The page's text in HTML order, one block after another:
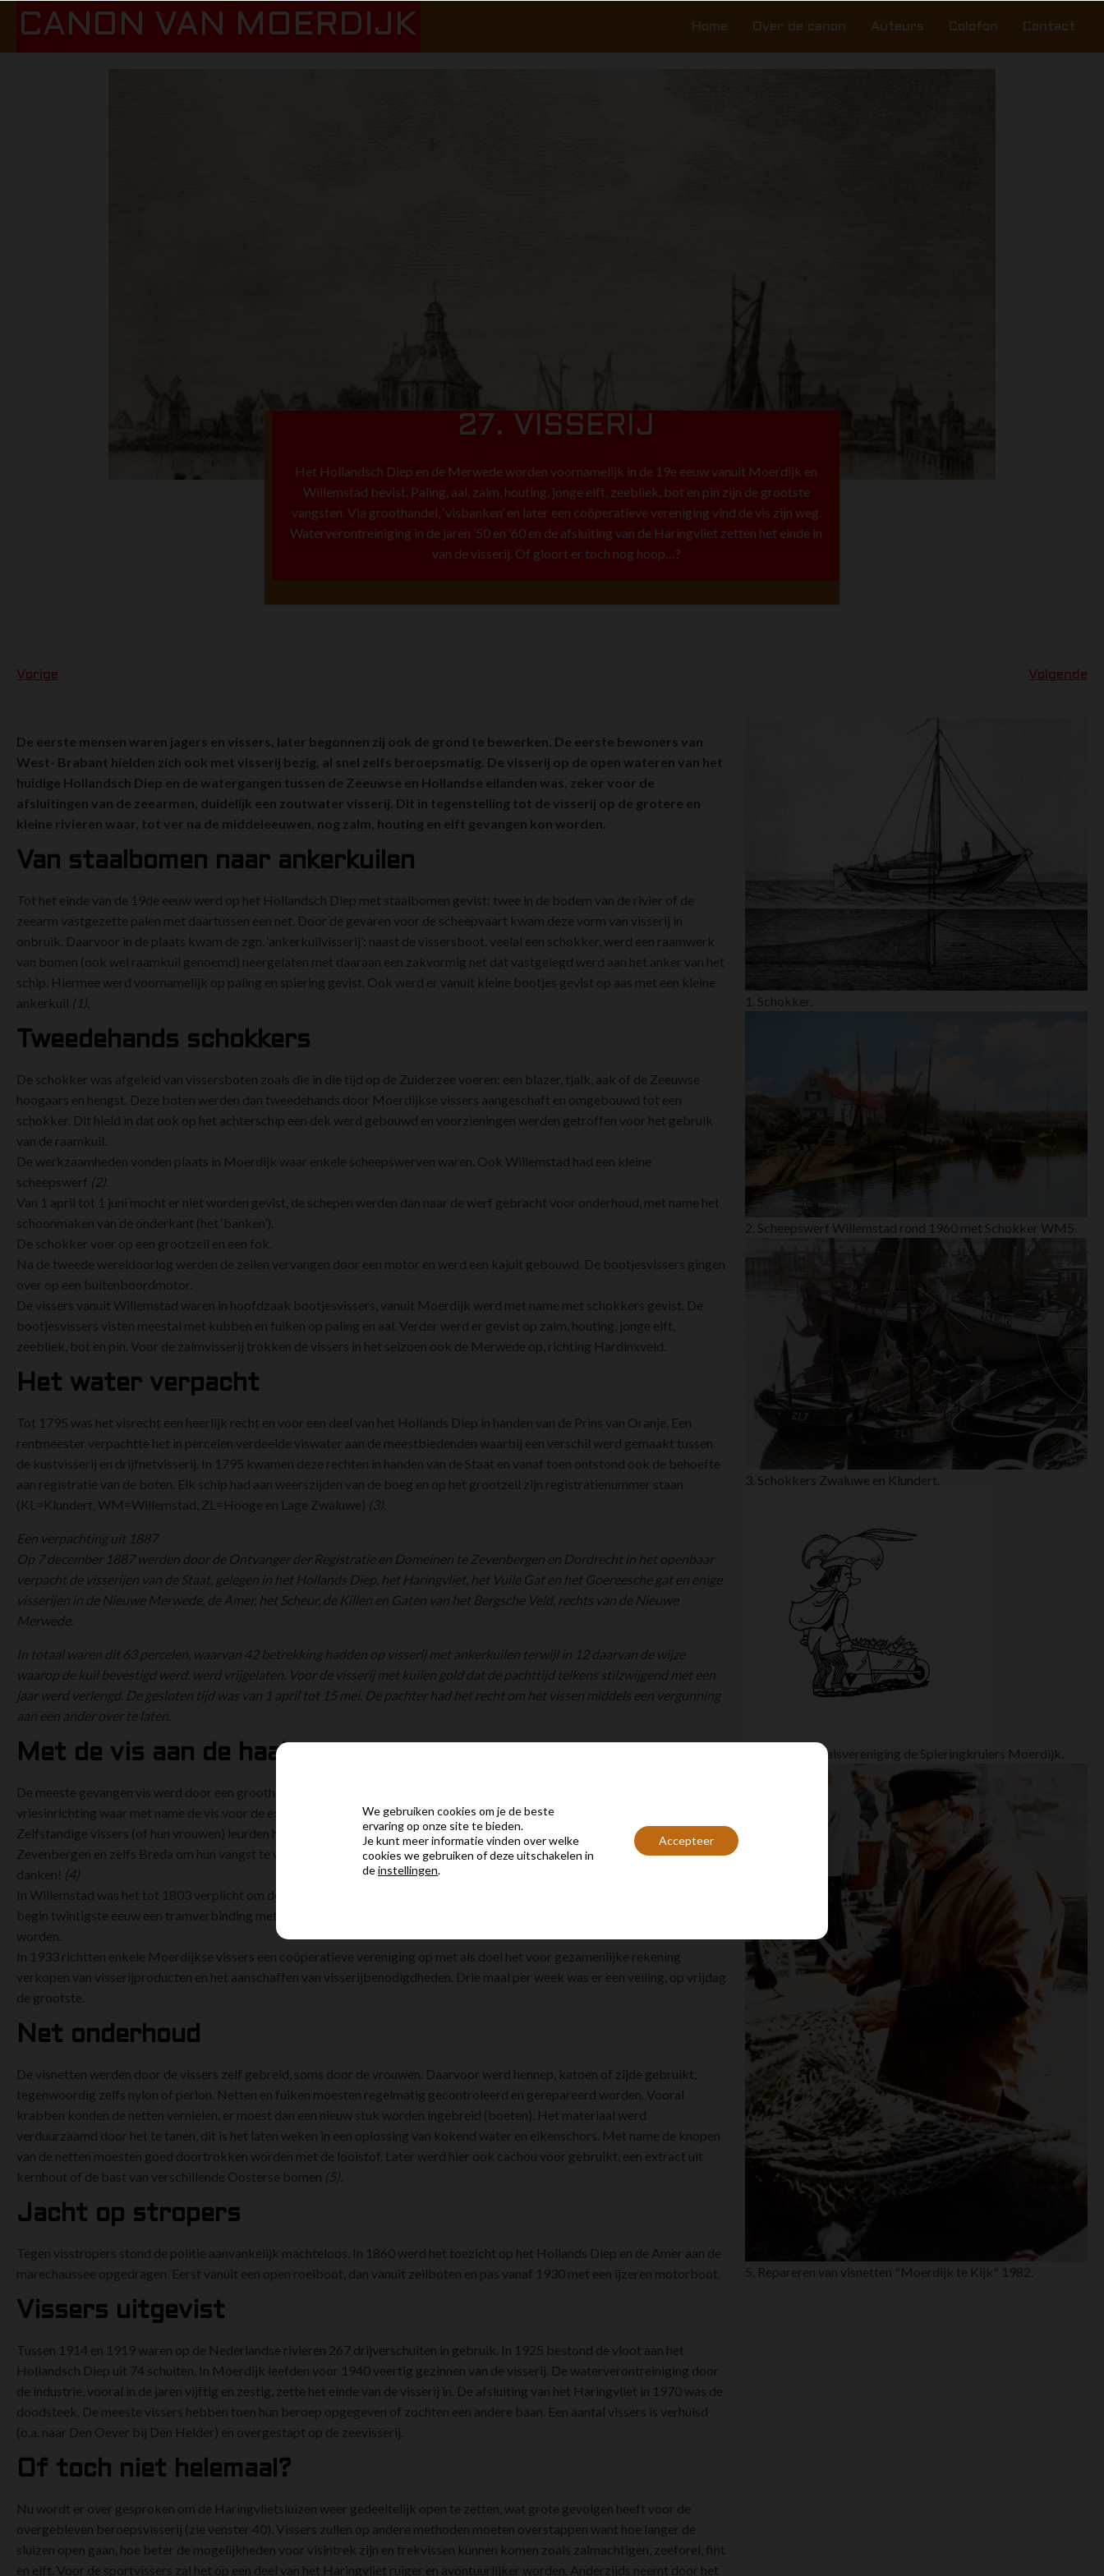
CANON VAN MOERDIJK Home Over de canon Auteurs Colofon Contact
27. VISSERIJ
Het Hollandsch Diep en de Merwede worden voornamelijk in de 19e eeuw vanuit Moerdijk en
Willemstad bevist. Paling, aal, zalm, houting, jonge elft, zeebliek, bot en pin zijn de grootste
vangsten. Via groothandel, ‘visbanken’ en later een coöperatieve vereniging vind de vis zijn weg.
Waterverontreiniging in de jaren ’50 en ’60 en de afsluiting van de Haringvliet zetten het einde in
van de visserij. Of gloort er toch nog hoop…?
Vorige Volgende
De eerste mensen waren jagers en vissers, later begonnen zij ook de grond te bewerken. De eerste bewoners van
West- Brabant hielden zich ook met visserij bezig, al snel zelfs beroepsmatig. De visserij op de open wateren van het
huidige Hollandsch Diep en de watergangen tussen de Zeeuwse en Hollandse eilanden was, zeker voor de
afsluitingen van de zeearmen, duidelijk een zoutwater visserij. Dit in tegenstelling tot de visserij op de grotere en
kleine rivieren waar, tot ver na de middeleeuwen, nog zalm, houting en elft gevangen kon worden.
Van staalbomen naar ankerkuilen
Tot het einde van de 19de eeuw werd op het Hollandsch Diep met staalbomen gevist: twee in de bodem van de rivier of de
zeearm vastgezette palen met daartussen een net. Door de gevaren voor de scheepvaart kwam deze vorm van visserij in
onbruik. Daarvoor in de plaats kwam de zgn. ‘ankerkuilvisserij’: naast de vissersboot, veelal een schokker, werd een raamwerk
van bomen (ook wel raamkuil genoemd) neergelaten met daaraan een zakvormig net dat vastgelegd werd aan het anker van het
schip. Hiermee werd voornamelijk op paling en spiering gevist. Ook werd er vanuit kleine bootjes gevist op aas met een kleine
ankerkuil (1).
Tweedehands schokkers
De schokker was afgeleid van vissersboten zoals die in die tijd op de Zuiderzee voeren: een blazer, tjalk, aak of de Zeeuwse
hoogaars en hengst. Deze boten werden dan tweedehands door Moerdijkse vissers aangeschaft en omgebouwd tot een
schokker. Dit hield in dat ook op het achterschip een dek werd gebouwd en voorzieningen werden getroffen voor het gebruik
van de raamkuil.
De werkzaamheden vonden plaats in Moerdijk waar enkele scheepswerven waren. Ook Willemstad had een kleine
scheepswerf (2).
Van 1 april tot 1 juni mocht er niet worden gevist, de schepen werden dan naar de werf gebracht voor onderhoud, met name het
schoonmaken van de onderkant (het ‘banken’).
De schokker voer op een grootzeil en een fok.
Na de tweede wereldoorlog werden de zeilen vervangen door een motor en werd een kajuit gebouwd. De bootjesvissers gingen
over op een buitenboordmotor.
De vissers vanuit Willemstad waren in hoofdzaak bootjesvissers, vanuit Moerdijk werd met name met schokkers gevist. De
bootjesvissers visten meestal met kubben en fuiken op paling en aal. Verder werd er gevist op zalm, houting, jonge elft,
zeebliek, bot en pin. Voor de zalmvisserij trokken de vissers in het seizoen ook de Merwede op, richting Hardinxveld.
Het water verpacht
Tot 1795 was het visrecht een heerlijk recht en voor een deel van het Hollands Diep in handen van de Prins van Oranje. Een
rentmeester verpachtte het in percelen verdeelde viswater aan de meestbiedenden waarbij een verschil werd gemaakt tussen
de kustvisserij en drijfnetvisserij. In 1795 kwamen deze rechten in handen van de Staat en vanaf toen ontstond ook de behoefte
aan registratie van de boten. Elk schip had aan weerszijden van de boeg en op het grootzeil zijn registratienummer staan
(KL=Klundert, WM=Willemstad, ZL=Hooge en Lage Zwaluwe) (3).
Een verpachting uit 1887
Op 7 december 1887 werden door de Ontvanger der Registratie en Domeinen te Zevenbergen en Dordrecht in het openbaar
verpacht de visserijen van de Staat, gelegen in het Hollands Diep, het Haringvliet, het Vuile Gat en het Goereesche gat en enige
visserijen in de Nieuwe Merwede, de Amer, het Scheur, de Killen en Gaten van het Bergsche Veld, rechts van de Nieuwe
Merwede.
In totaal waren dit 63 percelen, waarvan 42 betrekking hadden op visserij met ankerkuilen terwijl in 12 daarvan de wijze
waarop de kuil bevestigd werd, werd vrijgelaten. Voor de visserij met kuilen gold dat de pachttijd telkens stilzwijgend met een
jaar werd verlengd. De gesloten tijd was van 1 april tot 15 mei. De pachter had het recht om het vissen middels een vergunning
aan een ander over te laten.
Met de vis aan de haal
De meeste gevangen vis werd door een groothandel opgekocht en afgevoerd. In de gloriedagen van de visserij was er al een
vriesinrichting waar met name de vis voor de export naar toe ging.
Zelfstandige vissers (of hun vrouwen) leurden hun vis zelf uit en gingen, met de gevangen vissen in een kruiwagen, te voet naar
Zevenbergen en zelfs Breda om hun vangst te verkopen. Hier hebben de Moerdijkers de bijnaam van “Spieringkruiers” aan te
danken! (4)
In Willemstad was het tot 1803 verplicht om de gevangen vis op de visbank aan de haven te aan te bieden. Toen Willemstad
begin twintigste eeuw een tramverbinding met Rotterdam en Roosendaal kreeg, kon de vis van daaruit ook geëxporteerd
worden.
In 1933 richtten enkele Moerdijkse vissers een coöperatieve vereniging op met als doel het voor gezamenlijke rekening
verkopen van visserijproducten en het aanschaffen van visserijbenodigdheden. Drie maal per week was er een veiling, op vrijdag
de grootste.
Net onderhoud
De visnetten werden door de vissers zelf gebreid, soms door de vrouwen. Daarvoor werd hennep, katoen of zijde gebruikt,
tegenwoordig zelfs nylon of perlon. Netten en fuiken moesten regelmatig gecontroleerd en gerepareerd worden. Vooral
krabben konden de netten vernielen, er moest dan een nieuw stuk worden ingebreid (boeten). Het materiaal werd
verduurzaamd door het te tanen, dit is het laten weken in een oplossing van kokend water en eikenschors. Met name de knopen
van de netten moesten goed doortrokken worden met de looistof. Later werd hier ook cachou voor gebruikt, een extract uit
kernhout of de bast van verschillende Oosterse bomen (5).
Jacht op stropers
Tegen visstropers stond de politie aanvankelijk machteloos. In 1860 werd het toezicht op het Hollands Diep en de Amer aan de
marechaussee opgedragen. Eerst vanuit een open roeiboot, dan vanuit zeilboten en pas vanaf 1930 met een ijzeren motorboot.
Vissers uitgevist
Tussen 1914 en 1919 waren op de Nederlandse rivieren 267 drijverschuiten in gebruik. In 1925 bestond de vloot aan het
Hollandsch Diep uit 74 schuiten. In Moerdijk leefden voor 1940 veertig gezinnen van de visserij. De waterverontreiniging door
de industrie, vooral in de jaren vijftig en zestig, zette het einde van de visserij in. De afsluiting van het Haringvliet in 1970 was de
doodsteek. De meeste vissers hebben toen hun beroep opgegeven of zochten een andere baan. Een aantal vissers is verhuisd
(o.a. naar Den Oever bij Den Helder) en overgestapt op de zeevisserij.
Of toch niet helemaal?
Nu wordt er over gesproken om de Haringvlietsluizen weer gedeeltelijk open te zetten, wat grote gevolgen heeft voor de
overgebleven beroepsvisserij (zie venster 40). Vissers zullen op andere methoden moeten overstappen want hoe langer de
sluizen open gaan, hoe beter de mogelijkheden voor visintrek zijn en trekvissen kunnen komen zoals zalmachtigen, zeeforel, fint
en elft. Voor de sportvissers zal het op een deel van het Haringvliet ruiger en avontuurlijker worden. Anderzijds neemt door het
1. Schokker.
2. Scheepswerf Willemstad rond 1960 met Schokker WM5.
3. Schokkers Zwaluwe en Klundert.
4. Logo carnavalsvereniging de Spieringkruiers Moerdijk.
5. Repareren van visnetten "Moerdijk te Kijk" 1982.
We gebruiken cookies om je de beste
ervaring op onze site te bieden.
Je kunt meer informatie vinden over welke
cookies we gebruiken of deze uitschakelen in
deinstellingen.
Accepteer